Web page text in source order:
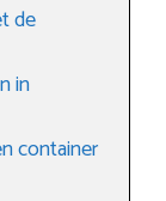
de
in
container